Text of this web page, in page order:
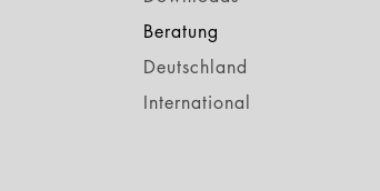
Beratung
Deutschland
International